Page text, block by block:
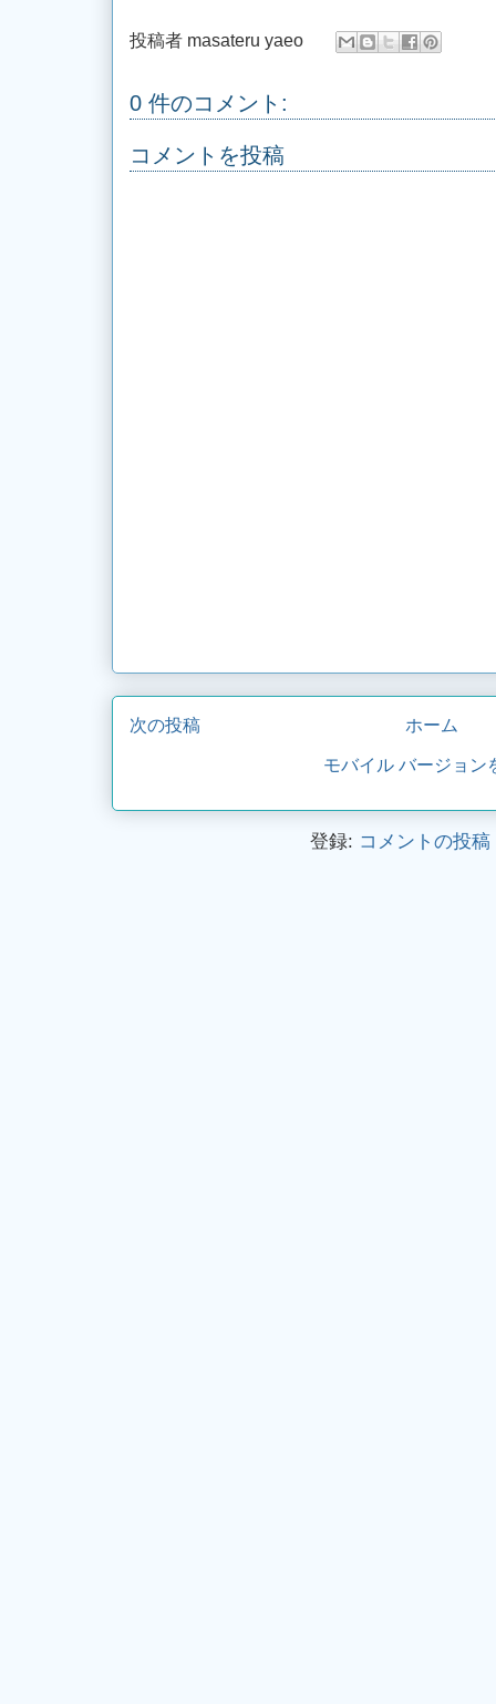
投稿者 masateru yaeo
0 件のコメント:
コメントを投稿
次の投稿 ホーム
モバイル バージョン
登録: コメントの投